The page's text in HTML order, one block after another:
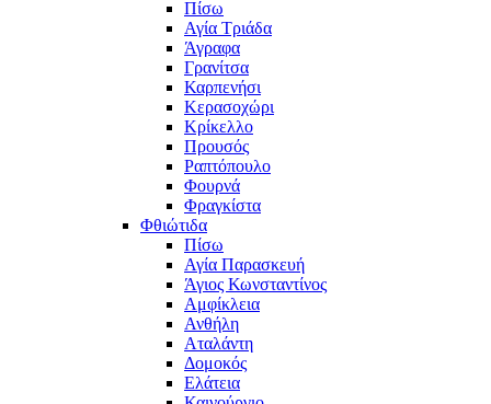
Πίσω
Αγία Τριάδα
Άγραφα
Γρανίτσα
Καρπενήσι
Κερασοχώρι
Κρίκελλο
Προυσός
Ραπτόπουλο
Φουρνά
Φραγκίστα
Φθιώτιδα
Πίσω
Αγία Παρασκευή
Άγιος Κωνσταντίνος
Αμφίκλεια
Ανθήλη
Αταλάντη
Δομοκός
Ελάτεια